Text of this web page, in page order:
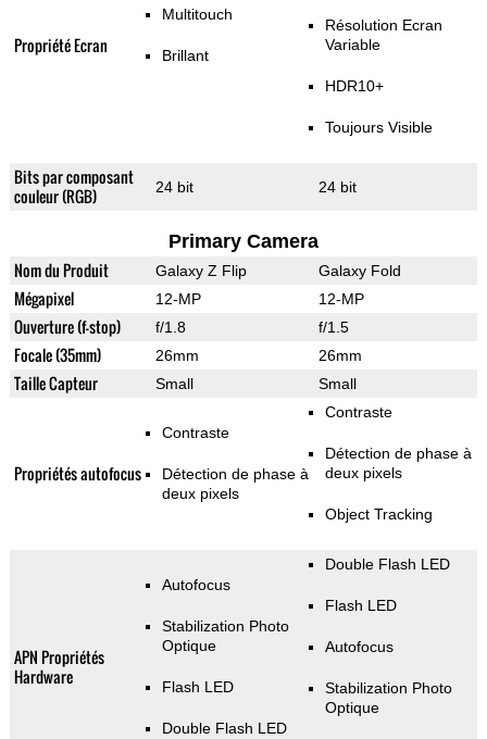
Propriété Ecran
Multitouch
Brillant
Résolution Ecran
Variable
HDR10+
Toujours Visible
Bits par composant
couleur (RGB)
24 bit 24 bit
Primary Camera
Nom du Produit Galaxy Z Flip Galaxy Fold
Mégapixel 12-MP 12-MP
Ouverture (f-stop) f/1.8 f/1.5
Focale (35mm) 26mm 26mm
Taille Capteur Small Small
Propriétés autofocus
Contraste
Détection de phase à
deux pixels
Contraste
Détection de phase à
deux pixels
Object Tracking
APN Propriétés
Hardware
Autofocus
Stabilization Photo
Optique
Flash LED
Double Flash LED
Double Flash LED
Flash LED
Autofocus
Stabilization Photo
Optique